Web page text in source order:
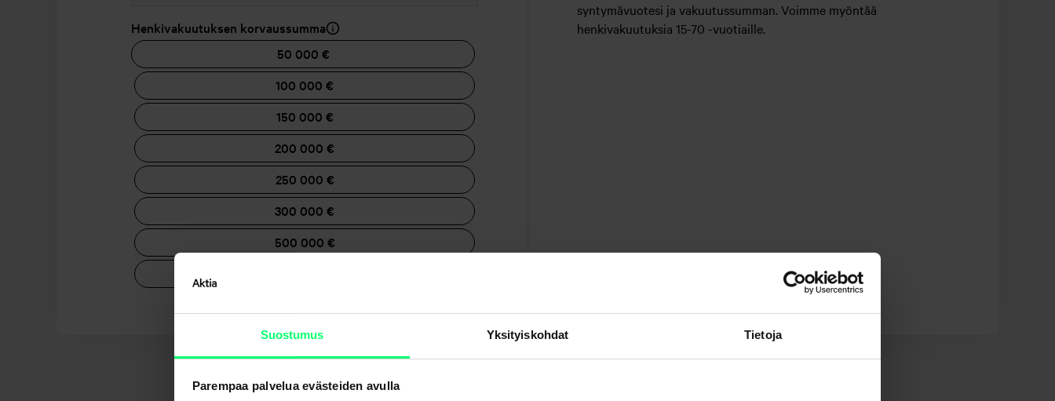
Suostumus Yksityiskohdat Tietoja
Parempaa palvelua evästeiden avulla
Henkivakuutuksen korvaussumma
Henkivakuutuksen korvaussumma
50 000 €
100 000 €
150 000 €
200 000 €
250 000 €
300 000 €
500 000 €
syntymävuotesi ja vakuutussumman. Voimme myöntää
henkivakuutuksia 15-70 -vuotiaille.
Tämä laskuri antaa arvion henkivakuutusturvasi kustannuksista ja on tarkoitettu taloudellisen suunnittelun apuvälineeksi.